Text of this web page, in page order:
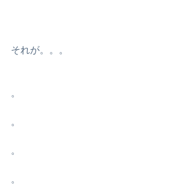
それが。。。
。
。
。
。